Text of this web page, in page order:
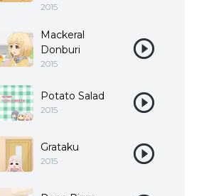
2015
Mackeral
Donburi
2015
Potato Salad
2015
Grataku
2015